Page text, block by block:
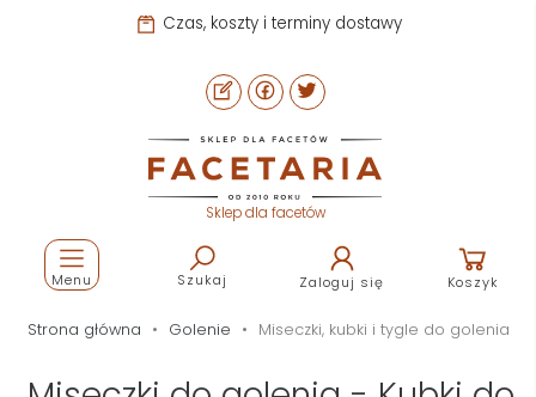
Pomoc i kontakt
Sklep dla facetów
Szukaj Zaloguj się Koszyk
Menu
Strona główna Golenie Miseczki, kubki i tygle do golenia